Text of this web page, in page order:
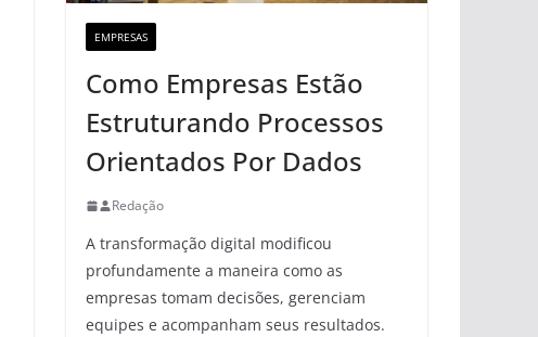
EMPRESAS
Como Empresas Estão
Estruturando Processos
Orientados Por Dados
Redação
A transformação digital modificou
profundamente a maneira como as
empresas tomam decisões, gerenciam
equipes e acompanham seus resultados.